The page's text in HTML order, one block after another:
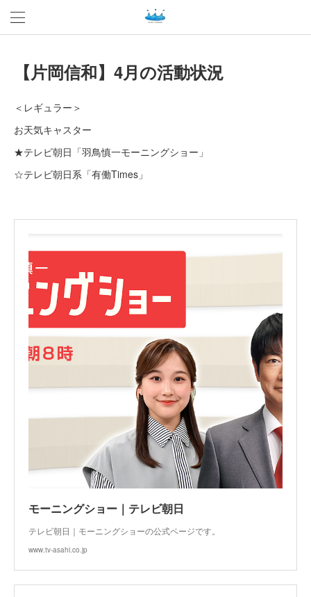
【片岡信和】4月の活動状況
＜レギュラー＞
お天気キャスター
★テレビ朝日「羽鳥慎一モーニングショー」
☆テレビ朝日系「有働Times」
モーニングショー｜テレビ朝日
テレビ朝日｜モーニングショーの公式ページです。
www.tv-asahi.co.jp